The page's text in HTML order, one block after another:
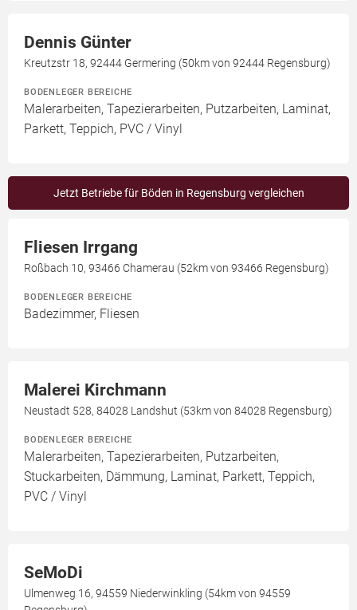
Dennis Günter
Kreutzstr 18, 92444 Germering (50km von 92444 Regensburg)
BODENLEGER BEREICHE
Malerarbeiten, Tapezierarbeiten, Putzarbeiten, Laminat,
Parkett, Teppich, PVC / Vinyl
Jetzt Betriebe für Böden in Regensburg vergleichen
Fliesen Irrgang
Roßbach 10, 93466 Chamerau (52km von 93466 Regensburg)
BODENLEGER BEREICHE
Badezimmer, Fliesen
Malerei Kirchmann
Neustadt 528, 84028 Landshut (53km von 84028 Regensburg)
BODENLEGER BEREICHE
Malerarbeiten, Tapezierarbeiten, Putzarbeiten,
Stuckarbeiten, Dämmung, Laminat, Parkett, Teppich,
PVC / Vinyl
SeMoDi
Ulmenweg 16, 94559 Niederwinkling (54km von 94559